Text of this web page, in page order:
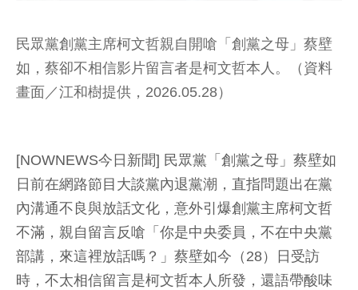
民眾黨創黨主席柯文哲親自開嗆「創黨之母」蔡壁
如，蔡卻不相信影片留言者是柯文哲本人。（資料
畫面／江和樹提供，2026.05.28）
[NOWNEWS今日新聞] 民眾黨「創黨之母」蔡壁如
日前在網路節目大談黨內退黨潮，直指問題出在黨
內溝通不良與放話文化，意外引爆創黨主席柯文哲
不滿，親自留言反嗆「你是中央委員，不在中央黨
部講，來這裡放話嗎？」蔡壁如今（28）日受訪
時，不太相信留言是柯文哲本人所發，還語帶酸味